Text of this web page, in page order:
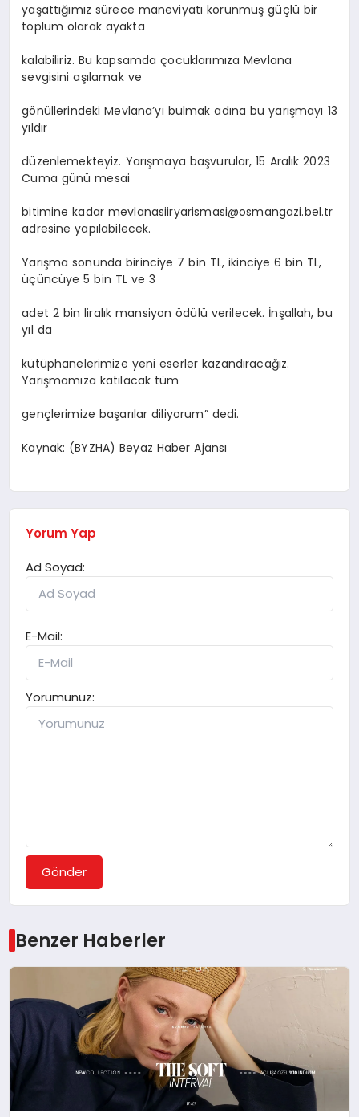
yaşattığımız sürece maneviyatı korunmuş güçlü bir
toplum olarak ayakta
kalabiliriz. Bu kapsamda çocuklarımıza Mevlana
sevgisini aşılamak ve
gönüllerindeki Mevlana’yı bulmak adına bu yarışmayı 13
yıldır
düzenlemekteyiz. Yarışmaya başvurular, 15 Aralık 2023
Cuma günü mesai
bitimine kadar mevlanasiiryarismasi@osmangazi.bel.tr
adresine yapılabilecek.
Yarışma sonunda birinciye 7 bin TL, ikinciye 6 bin TL,
üçüncüye 5 bin TL ve 3
adet 2 bin liralık mansiyon ödülü verilecek. İnşallah, bu
yıl da
kütüphanelerimize yeni eserler kazandıracağız.
Yarışmamıza katılacak tüm
gençlerimize başarılar diliyorum” dedi.
Kaynak: (BYZHA) Beyaz Haber Ajansı
Yorum Yap
Ad Soyad:
E-Mail:
Yorumunuz:
Gönder
Benzer Haberler